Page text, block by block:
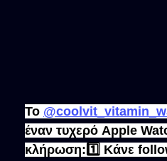
Το
έναν τυχερό Apple
κλήρωση:1️⃣ Κάνε